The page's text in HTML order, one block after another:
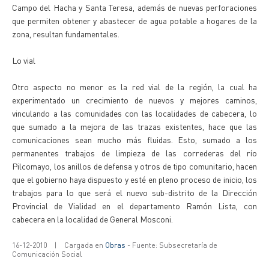
Campo del Hacha y Santa Teresa, además de nuevas perforaciones
que permiten obtener y abastecer de agua potable a hogares de la
zona, resultan fundamentales.
Lo vial
Otro aspecto no menor es la red vial de la región, la cual ha
experimentado un crecimiento de nuevos y mejores caminos,
vinculando a las comunidades con las localidades de cabecera, lo
que sumado a la mejora de las trazas existentes, hace que las
comunicaciones sean mucho más fluidas. Esto, sumado a los
permanentes trabajos de limpieza de las correderas del río
Pilcomayo, los anillos de defensa y otros de tipo comunitario, hacen
que el gobierno haya dispuesto y esté en pleno proceso de inicio, los
trabajos para lo que será el nuevo sub-distrito de la Dirección
Provincial de Vialidad en el departamento Ramón Lista, con
cabecera en la localidad de General Mosconi.
16-12-2010 | Cargada en Obras - Fuente: Subsecretaría de
Comunicación Social